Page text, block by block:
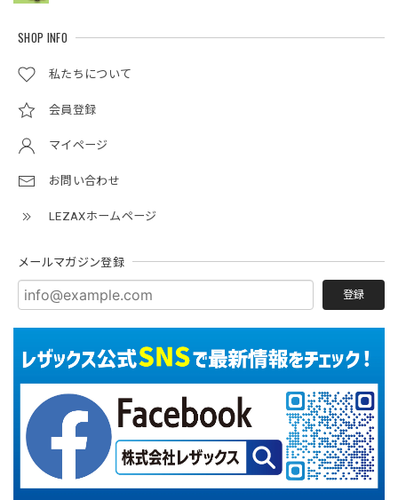
SHOP INFO
私たちについて
会員登録
マイページ
お問い合わせ
LEZAXホームページ
メールマガジン登録
登録